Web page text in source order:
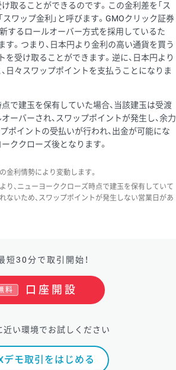
取ることができるのです。この金利差を「ス
スワップ金利」と呼びます。GMOクリック証券
するロールオーバー方式を採用しているた
す。つまり、日本円より金利の高い通貨を買う
を受け取ることができます。逆に、日本円より
日々スワップポイントを支払うことになりま
で建玉を保有していた場合、当該建玉は受渡
ーバーされ、スワップポイントが発生し、余力
ポイントの受払いが行われ、出金が可能にな
ククローズ後となります。
金利情勢により変動します。
り、ニューヨーククローズ時点で建玉を保有していて
ないため、スワップポイントが発生しない営業日があ
短30分で取引開始！
口座開設
料
近い環境でお試しください
デモ取引をはじめる